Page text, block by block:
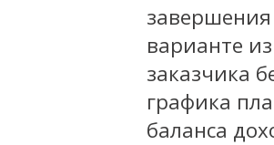
варианте
заказчика
графика
баланса